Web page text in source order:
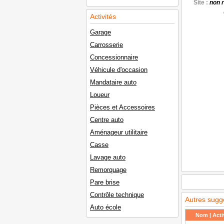
Activités
Garage
Carrosserie
Concessionnaire
Véhicule d'occasion
Mandataire auto
Loueur
Pièces et Accessoires
Centre auto
Aménageur utilitaire
Casse
Lavage auto
Remorquage
Pare brise
Contrôle technique
Auto école
Site : non
Autres
Nom |